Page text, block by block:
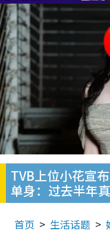
TVB上位小花宣
单身：过去半年
首页 生活话题